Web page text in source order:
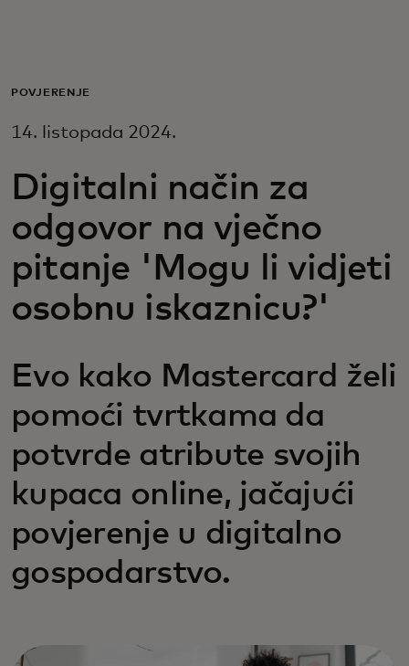
Za poslovanje
Za inovatore
Novosti i trendovi
POVJERENJE
14. listopada 2024.
Digitalni način za
odgovor na vječno
pitanje 'Mogu li vidjeti
osobnu iskaznicu?'
Evo kako Mastercard želi
pomoći tvrtkama da
potvrde atribute svojih
kupaca online, jačajući
povjerenje u digitalno
gospodarstvo.